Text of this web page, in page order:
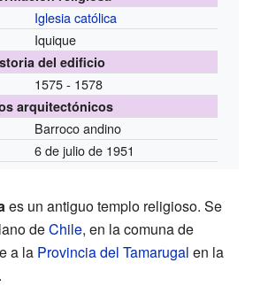
Iglesia católica
Iquique
del edificio
1575 - 1578
arquitectónicos
Barroco andino
6 de julio de 1951
es un antiguo templo religioso. Se
deChile, en la comuna de
a la Provincia del Tamarugal en la
.